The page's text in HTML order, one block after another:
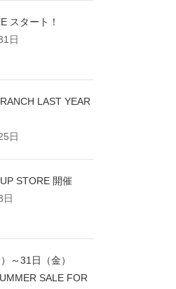
スタート！
日
LAST YEAR
日
STORE 開催
日
～31日（金）
SALE FOR